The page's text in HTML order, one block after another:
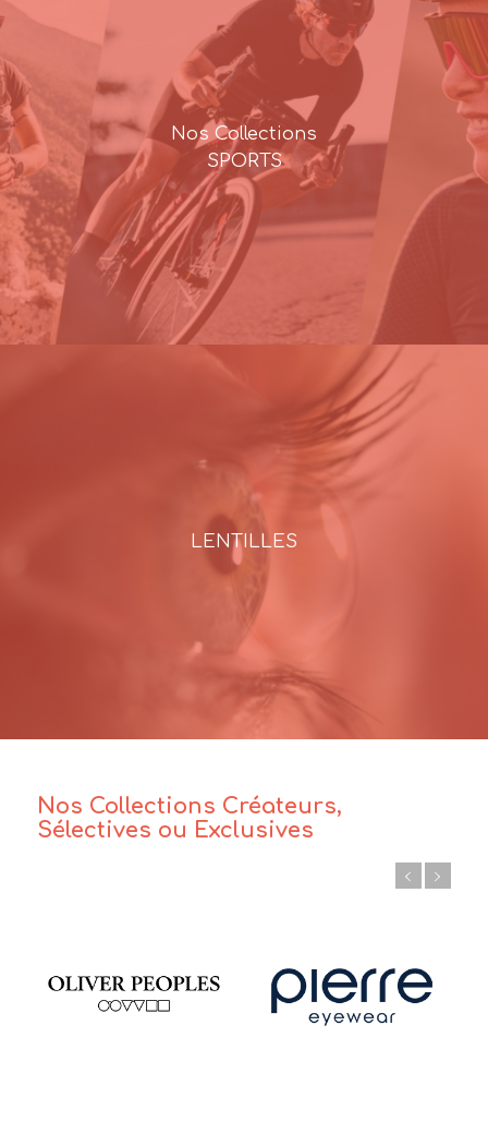
Nos Collections
SPORTS
LENTILLES
Nos Collections Créateurs,
Sélectives ou Exclusives